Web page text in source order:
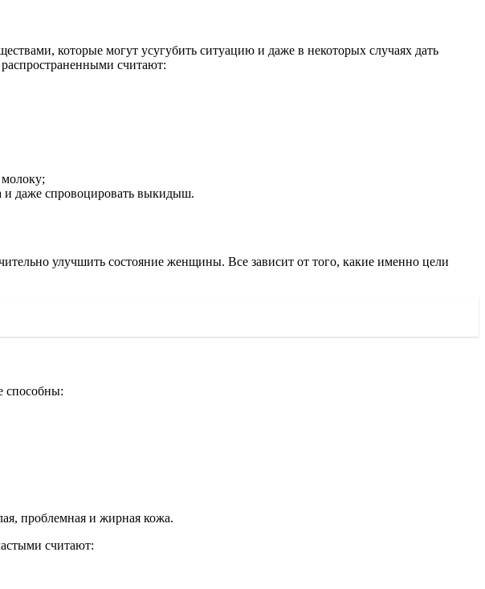
которые могут усугубить ситуацию и даже в некоторых случаях дать
считают:
и даже спровоцировать выкидыш.
улучшить состояние женщины. Все зависит от того, какие именно цели
способны:
проблемная и жирная кожа.
считают: